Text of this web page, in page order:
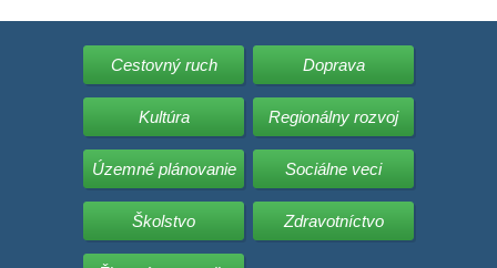
Cestovný ruch Doprava
Kultúra Regionálny rozvoj
Územné plánovanie Sociálne veci
Školstvo Zdravotníctvo